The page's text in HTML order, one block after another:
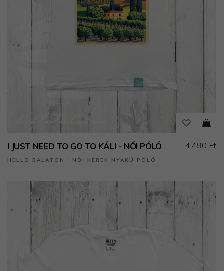
I JUST NEED TO GO TO KÁLI - NŐI PÓLÓ
HELLO BALATON ˙ NŐI KEREK NYAKÚ PÓLÓ
4.490 Ft